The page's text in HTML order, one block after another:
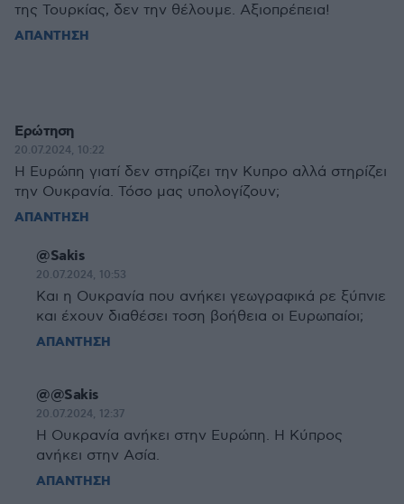
της Τουρκίας, δεν την θέλουμε. Αξιοπρέπεια!
ΑΠΑΝΤΗΣΗ
Ερώτηση
20.07.2024, 10:22
Η Ευρώπη γιατί δεν στηρίζει την Κυπρο αλλά στηρίζει
την Ουκρανία. Τόσο μας υπολογίζουν;
ΑΠΑΝΤΗΣΗ
@Sakis
20.07.2024, 10:53
Και η Ουκρανία που ανήκει γεωγραφικά ρε ξύπνιε
και έχουν διαθέσει τοση βοήθεια οι Ευρωπαίοι;
ΑΠΑΝΤΗΣΗ
@@Sakis
20.07.2024, 12:37
Η Ουκρανία ανήκει στην Ευρώπη. Η Κύπρος
ανήκει στην Ασία.
ΑΠΑΝΤΗΣΗ